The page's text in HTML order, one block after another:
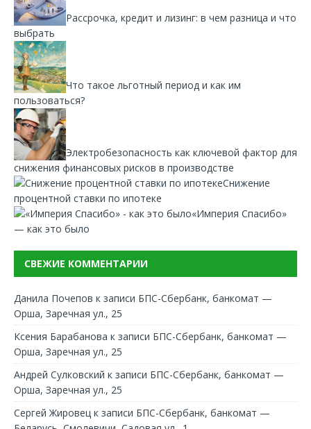
Рассрочка, кредит и лизинг: в чем разница и что
выбрать
Что такое льготный период и как им
пользоваться?
Электробезопасность как ключевой фактор для
снижения финансовых рисков в производстве
Снижение
процентной ставки по ипотеке
«Империя Спасибо»
— как это было
СВЕЖИЕ КОММЕНТАРИИ
Данила Почепов к записи БПС-Сбербанк, банкомат —
Орша, Заречная ул., 25
Ксения Барабанова к записи БПС-Сбербанк, банкомат —
Орша, Заречная ул., 25
Андрей Сулковский к записи БПС-Сбербанк, банкомат —
Орша, Заречная ул., 25
Сергей Жировец к записи БПС-Сбербанк, банкомат —